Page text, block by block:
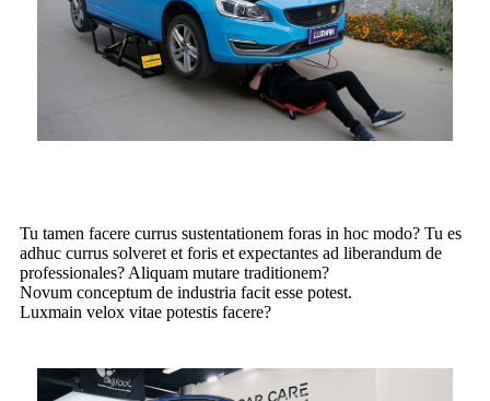
Tu tamen facere currus sustentationem foras in hoc modo? Tu es
adhuc currus solveret et foris et expectantes ad liberandum de
professionales? Aliquam mutare traditionem?
Novum conceptum de industria facit esse potest.
Luxmain velox vitae potestis facere?